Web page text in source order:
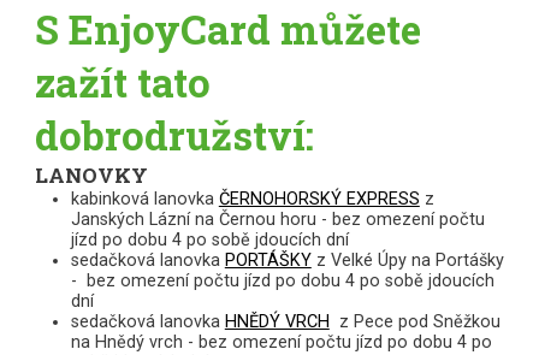
S EnjoyCard můžete
zažít tato
dobrodružství:
LANOVKY
kabinková lanovka ČERNOHORSKÝ EXPRESS z
Janských Lázní na Černou horu - bez omezení počtu
jízd po dobu 4 po sobě jdoucích dní
sedačková lanovka PORTÁŠKYz Velké Úpy na Portášky
- bez omezení počtu jízd po dobu 4 po sobě jdoucích
dní
sedačková lanovka HNĚDÝ VRCH
z Pece pod Sněžkou
na Hnědý vrch - bez omezení počtu jízd po dobu 4 po